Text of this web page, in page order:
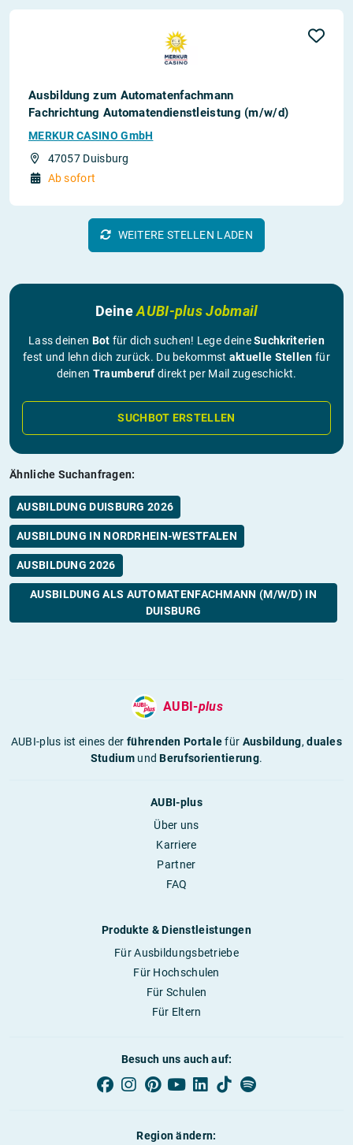
Ausbildung zum Automatenfachmann
Fachrichtung Automatendienstleistung (m/w/d)
MERKUR CASINO GmbH
47057 Duisburg
Ab sofort
WEITERE STELLEN LADEN
DeineAUBI-plus Jobmail
Lass deinen Bot für dich suchen! Lege deineSuchkriterien
fest und lehn dich zurück. Du bekommst aktuelle Stellen für
deinen Traumberuf direkt per Mail zugeschickt.
SUCHBOT ERSTELLEN
Ähnliche Suchanfragen:
AUSBILDUNG DUISBURG 2026
AUSBILDUNG IN NORDRHEIN-WESTFALEN
AUSBILDUNG 2026
AUSBILDUNG ALS AUTOMATENFACHMANN (M/W/D) IN
DUISBURG
AUBI-plus
AUBI-plus ist eines derführenden Portalefür Ausbildung,duales
StudiumundBerufsorientierung.
AUBI-plus
Über uns
Karriere
Partner
FAQ
Produkte & Dienstleistungen
Für Ausbildungsbetriebe
Für Hochschulen
Für Schulen
Für Eltern
Besuch uns auch auf:
Region ändern: